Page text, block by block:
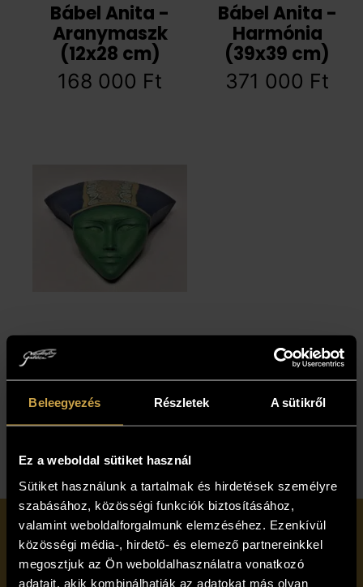
Beleegyezés Részletek A sütikről
Ez a weboldal sütiket használ
Sütiket használunk a tartalmak és hirdetések személyre
szabásához, közösségi funkciók biztosításához,
valamint weboldalforgalmunk elemzéséhez. Ezenkívül
közösségi média-, hirdető- és elemező partnereinkkel
megosztjuk az Ön weboldalhasználatra vonatkozó
adatait, akik kombinálhatják az adatokat más olyan
Bábel Anita -
Aranymaszk
(12x28 cm)
168 000 Ft
Bábel Anita -
Harmónia
(39x39 cm)
371 000 Ft
Bábel Anita -
cm)
139 000Ft
Iratkozzon fel